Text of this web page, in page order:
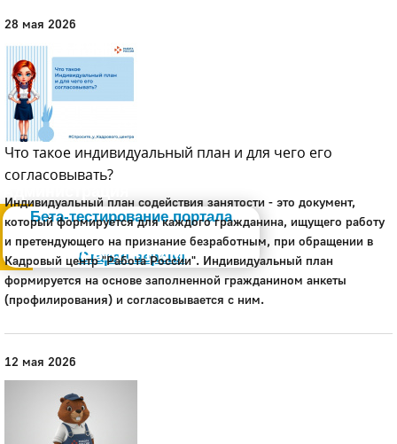
+7 (34141) 21-300
Бета-тестирование портала
Старая версия
Слабовидящим
28 мая 2026
Что такое индивидуальный план и для чего его
согласовывать?
Индивидуальный план содействия занятости - это документ,
который формируется для каждого гражданина, ищущего работу
и претендующего на признание безработным, при обращении в
Кадровый центр "Работа России". Индивидуальный план
формируется на основе заполненной гражданином анкеты
(профилирования) и согласовывается с ним.
12 мая 2026